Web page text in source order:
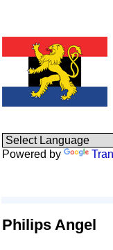
Powered by
Philips Angel